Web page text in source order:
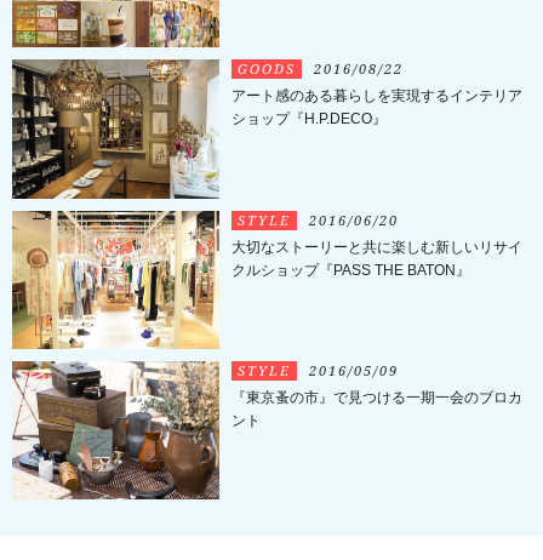
GOODS 2016/08/22
アート感のある暮らしを実現するインテリア
ショップ『H.P.DECO』
STYLE 2016/06/20
大切なストーリーと共に楽しむ新しいリサイ
クルショップ『PASS THE BATON』
STYLE 2016/05/09
『東京蚤の市』で見つける一期一会のブロカ
ント